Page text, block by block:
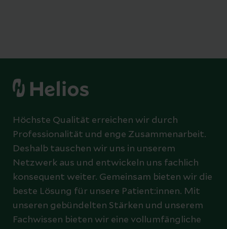
Höchste Qualität erreichen wir durch
Professionalität und enge Zusammenarbeit.
Deshalb tauschen wir uns in unserem
Netzwerk aus und entwickeln uns fachlich
konsequent weiter. Gemeinsam bieten wir die
beste Lösung für unsere Patient:innen. Mit
unseren gebündelten Stärken und unserem
Fachwissen bieten wir eine vollumfängliche